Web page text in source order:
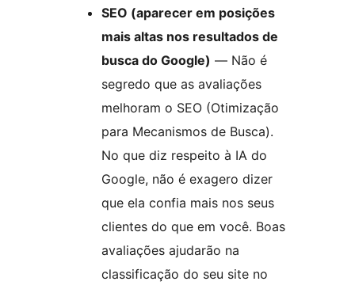
SEO (aparecer em posições
mais altas nos resultados de
busca do Google) — Não é
segredo que as avaliações
melhoram o SEO (Otimização
para Mecanismos de Busca).
No que diz respeito à IA do
Google, não é exagero dizer
que ela confia mais nos seus
clientes do que em você. Boas
avaliações ajudarão na
classificação do seu site no